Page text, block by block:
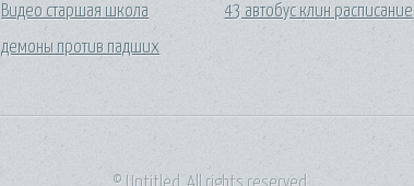
Видео старшая школа
демоны против падших
43 автобус клин расписание